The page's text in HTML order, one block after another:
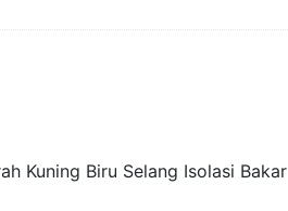
Kuning Biru Selang Isolasi Bakar